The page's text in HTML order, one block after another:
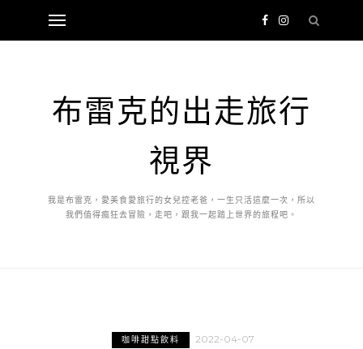
布雷克的出走旅行
視界
我是布雷克，愛美食愛旅行的女兒控老爸，一生只活這麼一次，所以
我們值得瘋狂去冒險，走吧，跟我一起踏上世界的旅程吧。
咖啡甜點飲料 2022-04-07